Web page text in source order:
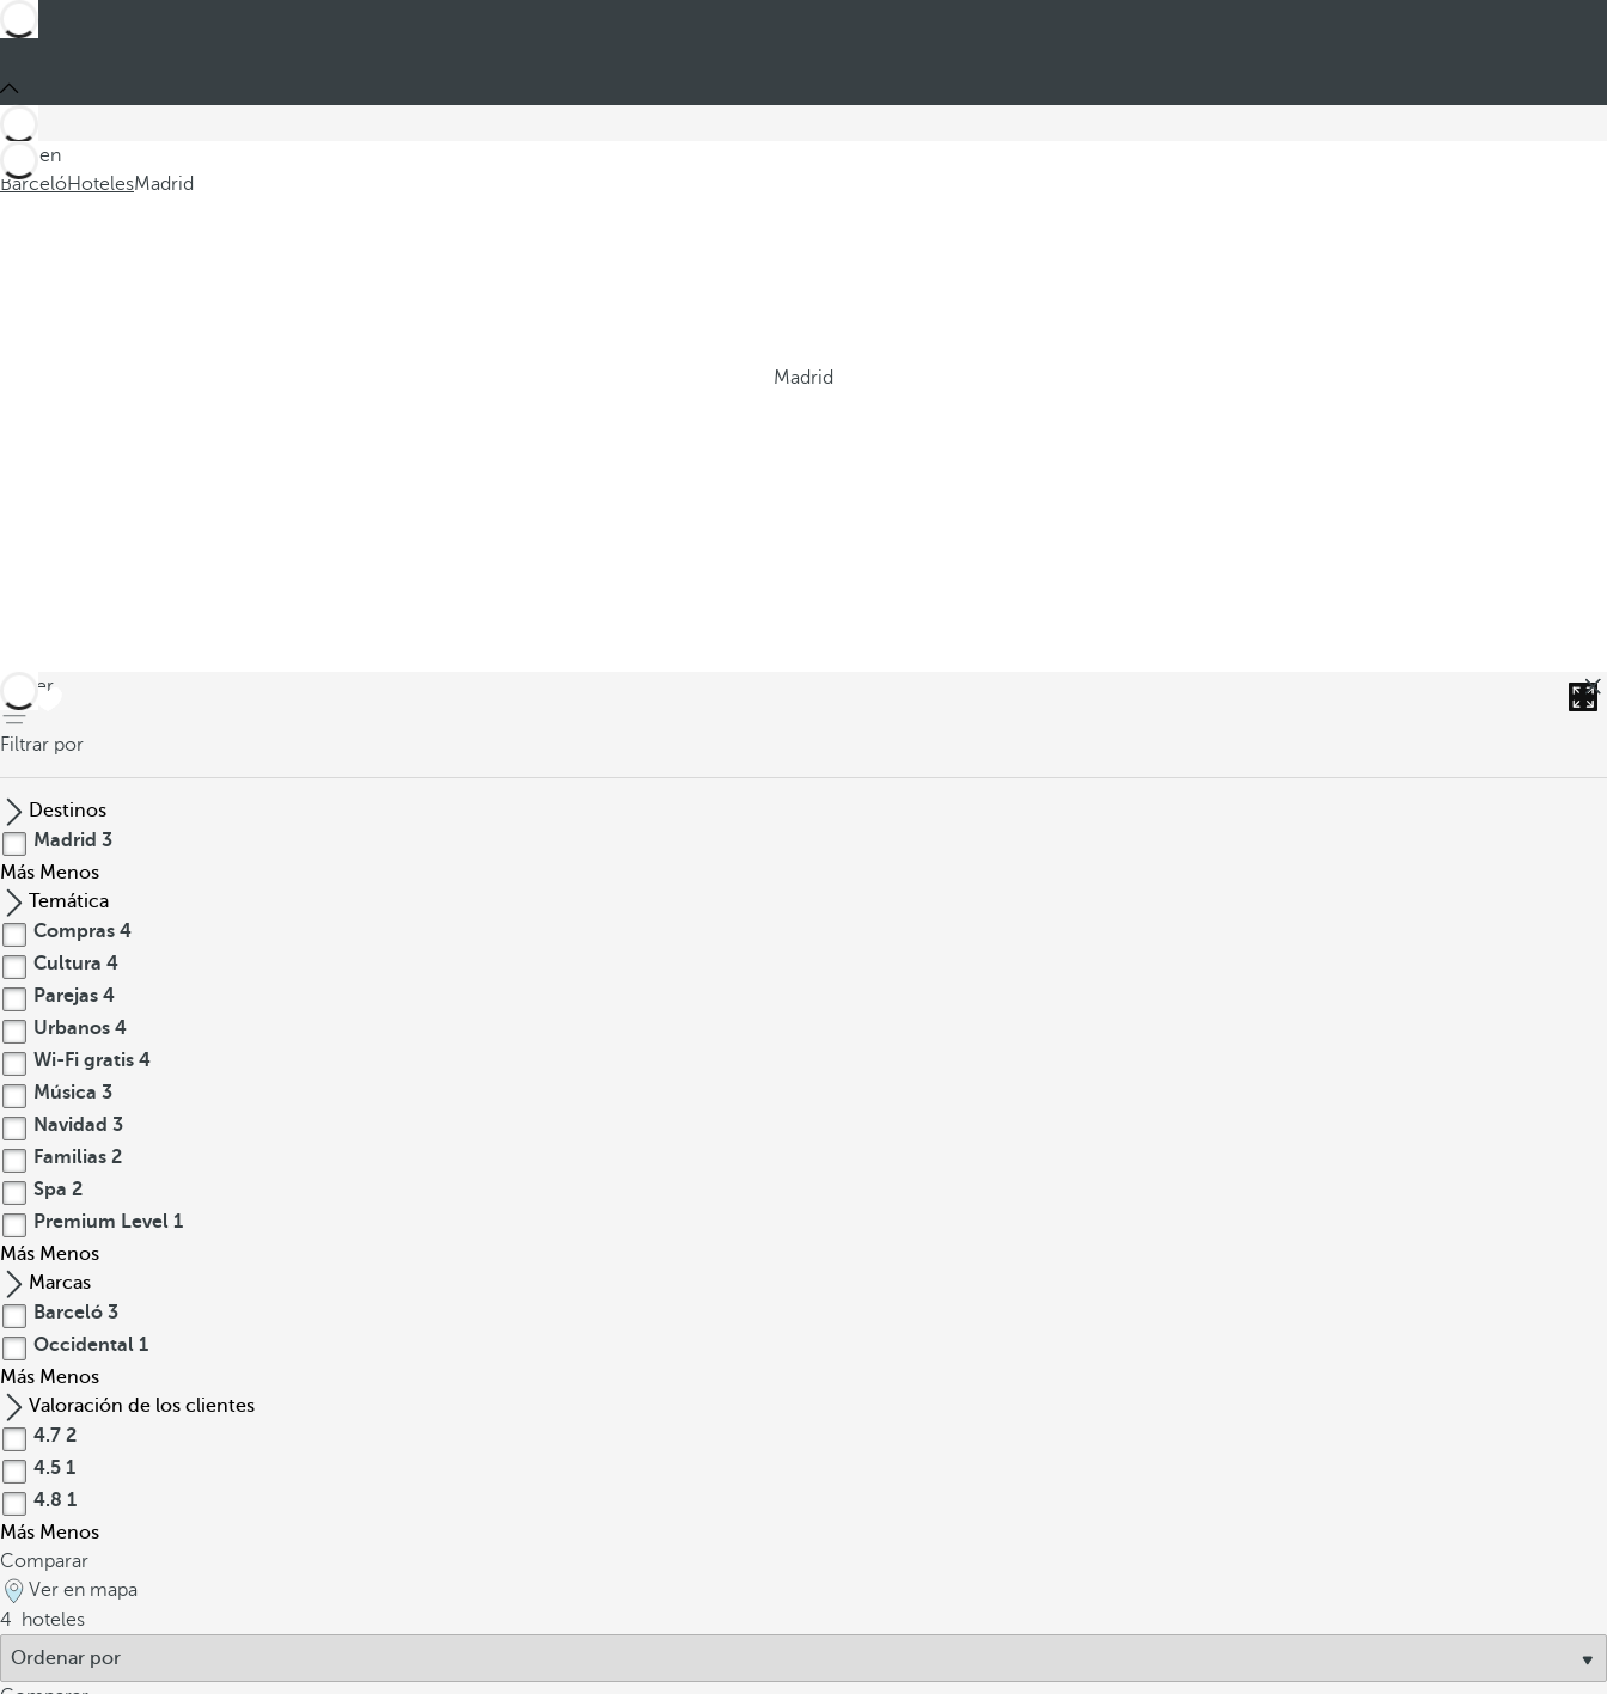
Está en
BarcelóHotelesMadrid
Madrid
volver
Filtrar por
Destinos
Madrid 3
Más Menos
Temática
Compras 4
Cultura 4
Parejas 4
Urbanos 4
Wi-Fi gratis 4
Música 3
Navidad 3
Familias 2
Spa 2
Premium Level 1
Más Menos
Marcas
Barceló 3
Occidental 1
Más Menos
Valoración de los clientes
4.7 2
4.5 1
4.8 1
Más Menos
Comparar
Ver en mapa
4
hoteles